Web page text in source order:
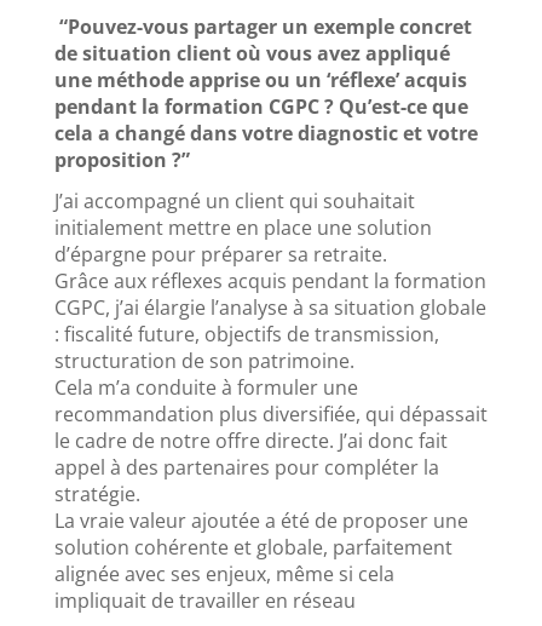
“Pouvez-vous partager un exemple concret
de situation client où vous avez appliqué
une méthode apprise ou un ‘réflexe’ acquis
pendant la formation CGPC ? Qu’est-ce que
cela a changé dans votre diagnostic et votre
proposition ?”
J’ai accompagné un client qui souhaitait
initialement mettre en place une solution
d’épargne pour préparer sa retraite.
Grâce aux réflexes acquis pendant la formation
CGPC, j’ai élargie l’analyse à sa situation globale
: fiscalité future, objectifs de transmission,
structuration de son patrimoine.
Cela m’a conduite à formuler une
recommandation plus diversifiée, qui dépassait
le cadre de notre offre directe. J’ai donc fait
appel à des partenaires pour compléter la
stratégie.
La vraie valeur ajoutée a été de proposer une
solution cohérente et globale, parfaitement
alignée avec ses enjeux, même si cela
impliquait de travailler en réseau